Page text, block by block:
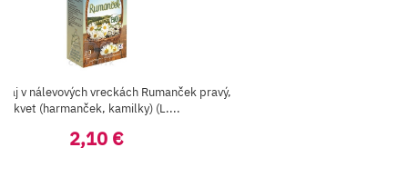
v nálevových vreckách Rumanček pravý,
kvet (harmanček, kamilky) (L....
2,10 €